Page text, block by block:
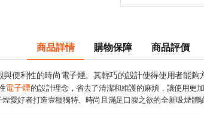
商品詳情 購物保障 商品評價
便利性的時尚電子煙。其輕巧的設計使得使用者能
電子煙的設計理念，省去了清潔和維護的麻煩，讓使用更
愛好者打造壹種獨特、時尚且滿足口腹之欲的全新吸煙體驗